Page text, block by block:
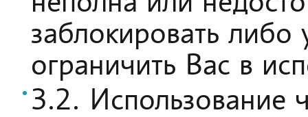
заблокировать либо
ограничить Вас в
3.2. Использование